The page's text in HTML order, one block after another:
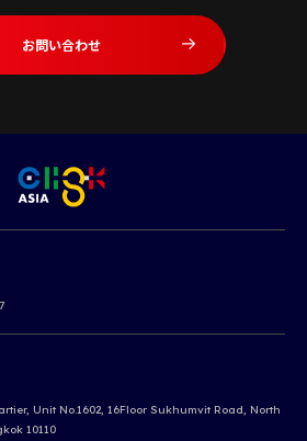
お問い合わせ
Unit No.1602, 16Floor Sukhumvit Road, North
10110